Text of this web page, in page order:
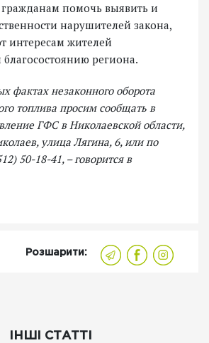
помочь выявить и
нарушителей закона,
интересам жителей
региона.
фактах незаконного оборота
топлива просим сообщать в
ГФС в Николаевской области,
улица Лягина, 6, или по
50-18-41, – говорится в
Розшарити:
ІНШІ СТАТТІ